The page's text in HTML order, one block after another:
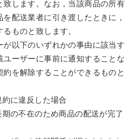
致します。なお，当該商品の所有
配送業者に引き渡したときに，
ものと致します。
が以下のいずれかの事由に該当す
ユーザーに事前に通知することな
約を解除することができるものと
に違反した場合
の不在のため商品の配送が完了